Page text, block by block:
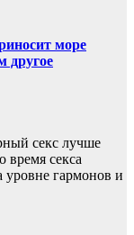
море
другое
секс лучше
время секса
уровне гармонов и